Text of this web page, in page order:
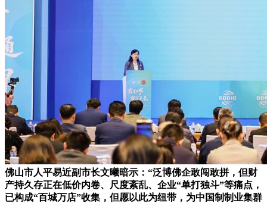
佛山市人平易近副市长文曦暗示：“泛博佛企敢闯敢拼，但财
产持久存正在低价内卷、尺度紊乱、企业“单打独斗”等痛点，
已构成“百城万店”收集，但愿以此为纽带，为中国制制业集群